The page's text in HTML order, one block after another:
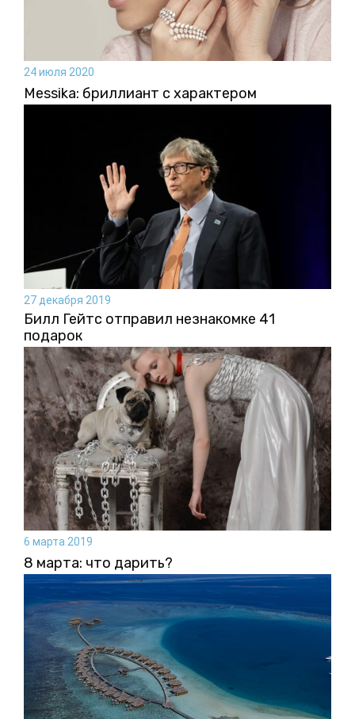
24 июля 2020
Messika: бриллиант с характером
27 декабря 2019
Билл Гейтс отправил незнакомке 41
подарок
6 марта 2019
8 марта: что дарить?